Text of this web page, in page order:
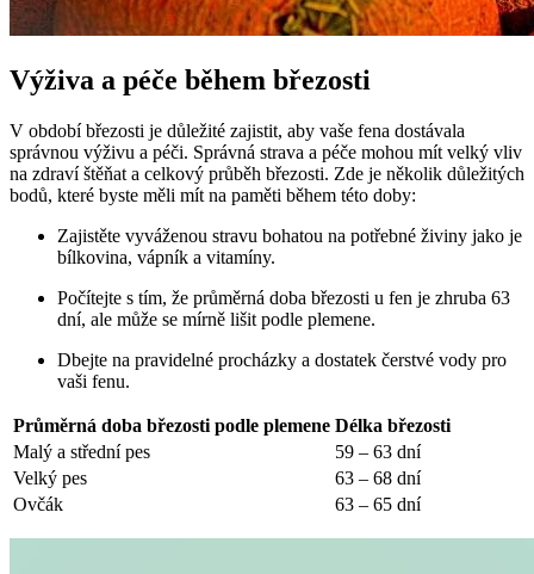
Výživa a péče během březosti
V období březosti je důležité zajistit, aby vaše fena dostávala
správnou výživu a péči. Správná strava a péče mohou mít velký vliv
na zdraví štěňat a celkový průběh březosti. Zde je několik důležitých
bodů, které byste měli mít na paměti během této doby:
Zajistěte vyváženou stravu bohatou na potřebné živiny jako je
bílkovina, vápník a vitamíny.
Počítejte s tím, že průměrná doba březosti u fen je zhruba 63
dní, ale může se mírně lišit podle plemene.
Dbejte na pravidelné procházky a dostatek čerstvé vody pro
vaši fenu.
Průměrná doba březosti podle plemene Délka březosti
Malý a střední pes
59 – 63 dní
Velký pes
63 – 68 dní
Ovčák
63 – 65 dní